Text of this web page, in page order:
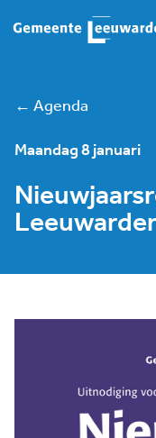
← Agenda
Maandag 8 januari